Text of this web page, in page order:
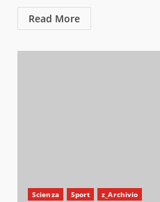
Read More
Scienza Sport z_Archivio